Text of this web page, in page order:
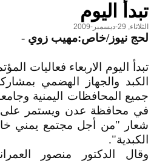
تبدأ اليوم
الثلاثاء, 29-ديسمبر-2009
لحج نيوز/خاص:مهيب زوي -
تبدأ اليوم الاربعاء فعاليات
جميع المحافظات اليمنية
في محافظة عدن ويستمر
شعار "من أجل مجتمع يمني
الكبدية".
وقال الدكتور منصور